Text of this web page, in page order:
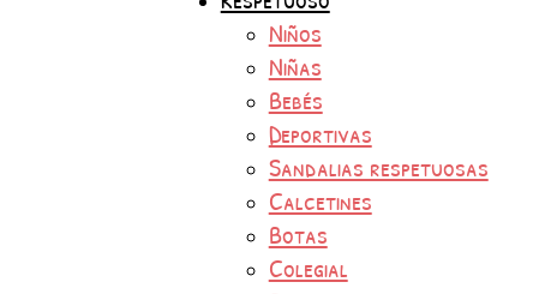
Niños
Niñas
Bebés
Deportivas
Sandalias respetuosas
Calcetines
Botas
Colegial